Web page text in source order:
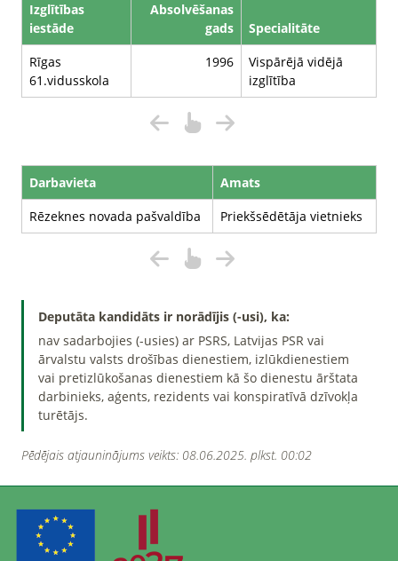
Izglītības
iestāde
Absolvēšanas
gads
Specialitāte
Rīgas
61.vidusskola
1996
Vispārējā vidējā
izglītība
Darbavieta
Amats
Rēzeknes novada pašvaldība
Priekšsēdētāja vietnieks
Deputāta kandidāts ir norādījis (-usi), ka:
nav sadarbojies (-usies) ar PSRS, Latvijas PSR vai
ārvalstu valsts drošības dienestiem, izlūkdienestiem
vai pretizlūkošanas dienestiem kā šo dienestu ārštata
darbinieks, aģents, rezidents vai konspiratīvā dzīvokļa
turētājs.
Pēdējais atjauninājums veikts: 08.06.2025. plkst. 00:02